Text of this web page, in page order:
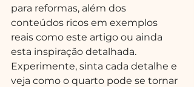
para reformas, além dos
conteúdos ricos em exemplos
reais como este artigo ou ainda
esta inspiração detalhada.
Experimente, sinta cada detalhe e
veja como o quarto pode se tornar